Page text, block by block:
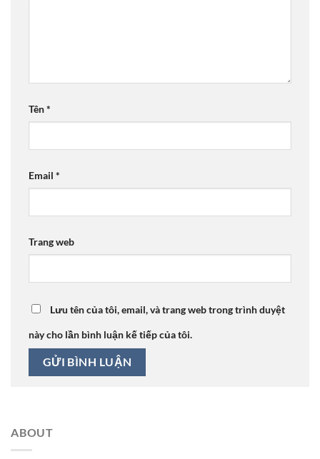
Tên*
Email *
Trang web
Lưu tên của tôi, email, và trang web trong trình duyệt
này cho lần bình luận kế tiếp của tôi.
ABOUT